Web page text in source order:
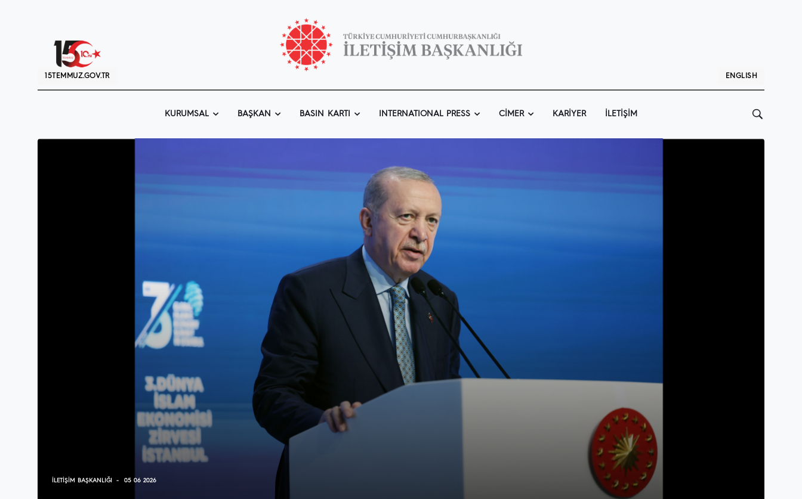
15TEMMUZ.GOV.TR ENGLISH
KURUMSAL BAŞKAN BASIN KARTI INTERNATIONAL PRESS CIMER KARIYER İLETIŞIM
İLETIŞIM BAŞKANLIĞI 05 06 2026